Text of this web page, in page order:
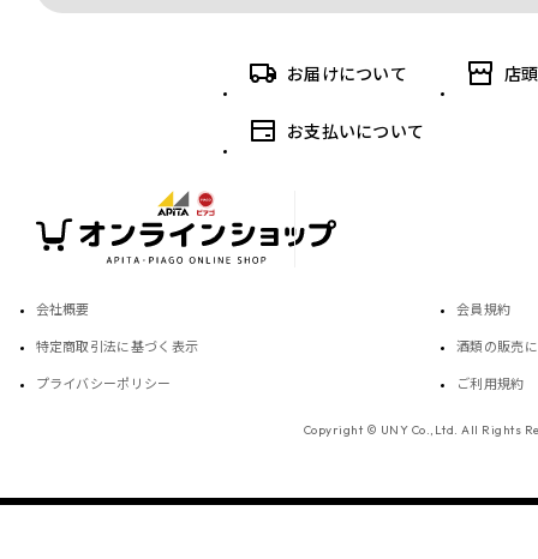
お届けについて 店
お支払いについて
会社概要 会員規約
特定商取引法に基づく表示 酒類の販売
プライバシーポリシー ご利用規約
Copyright © UNY Co.,Ltd. All Rights